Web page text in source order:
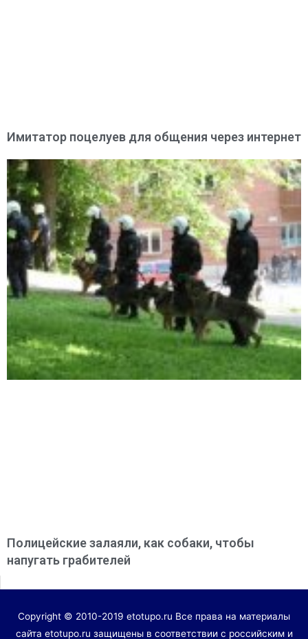
Имитатор поцелуев для общения через интернет
Полицейские залаяли, как собаки, чтобы
напугать грабителей
Copyright © 2010-2019 etotupo.ru Все права на материалы
сайта etotupo.ru защищены в соответствии с российским и